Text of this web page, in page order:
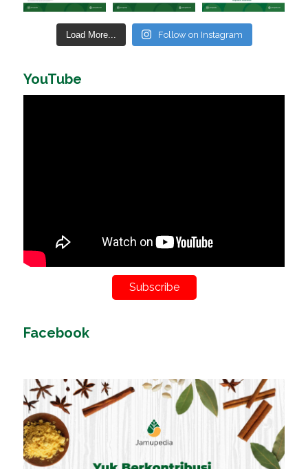
Load More... Follow on Instagram
YouTube
Subscribe
Facebook